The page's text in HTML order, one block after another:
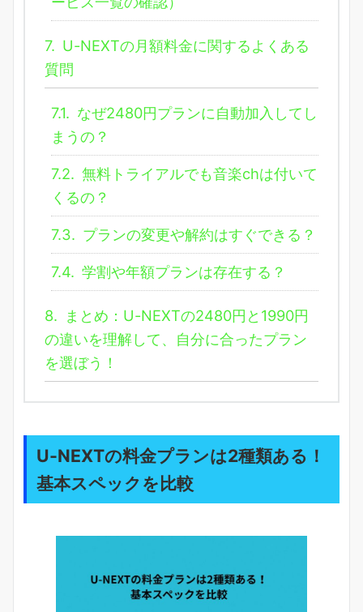
7. U-NEXTの月額料金に関するよくある
質問
7.1. なぜ2480円プランに自動加入してし
まうの？
7.2. 無料トライアルでも音楽chは付いて
くるの？
7.3. プランの変更や解約はすぐできる？
7.4. 学割や年額プランは存在する？
8.
まとめ：U-NEXTの2480円と1990円
の違いを理解して、自分に合ったプラン
を選ぼう！
U-NEXTの料金プランは2種類ある！
基本スペックを比較